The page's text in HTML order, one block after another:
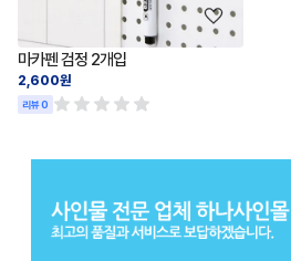
마카펜 검정 2개입
2,600원
리뷰 0